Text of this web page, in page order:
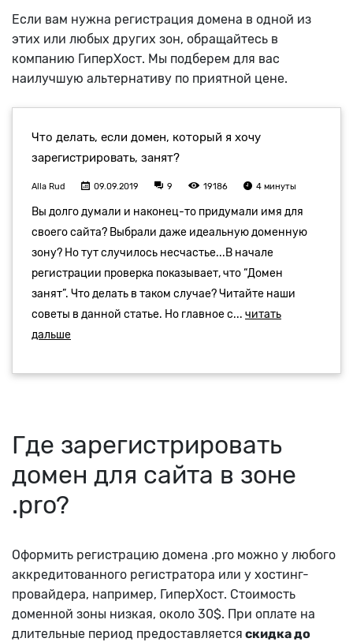
Если вам нужна регистрация домена в одной из
этих или любых других зон, обращайтесь в
компанию ГиперХост. Мы подберем для вас
наилучшую альтернативу по приятной цене.
Где зарегистрировать
домен для сайта в зоне
.pro?
Оформить регистрацию домена .pro можно у любого
аккредитованного регистратора или у хостинг-
провайдера, например, ГиперХост. Стоимость
доменной зоны низкая, около 30$. При оплате на
длительные период предоставляется скидка до